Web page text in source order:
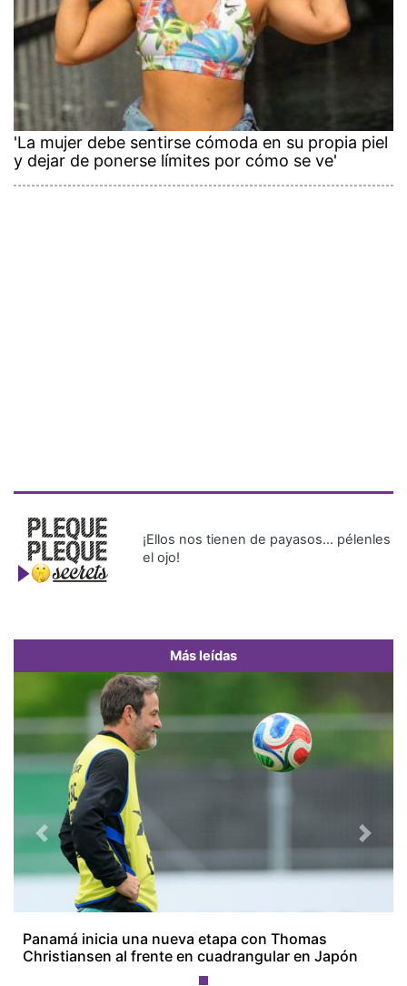
'La mujer debe sentirse cómoda en su propia piel
y dejar de ponerse límites por cómo se ve'
¡Ellos nos tienen de payasos… pélenles
el ojo!
Más leídas
Panamá inicia una nueva etapa con Thomas
Christiansen al frente en cuadrangular en Japón
Previous Next